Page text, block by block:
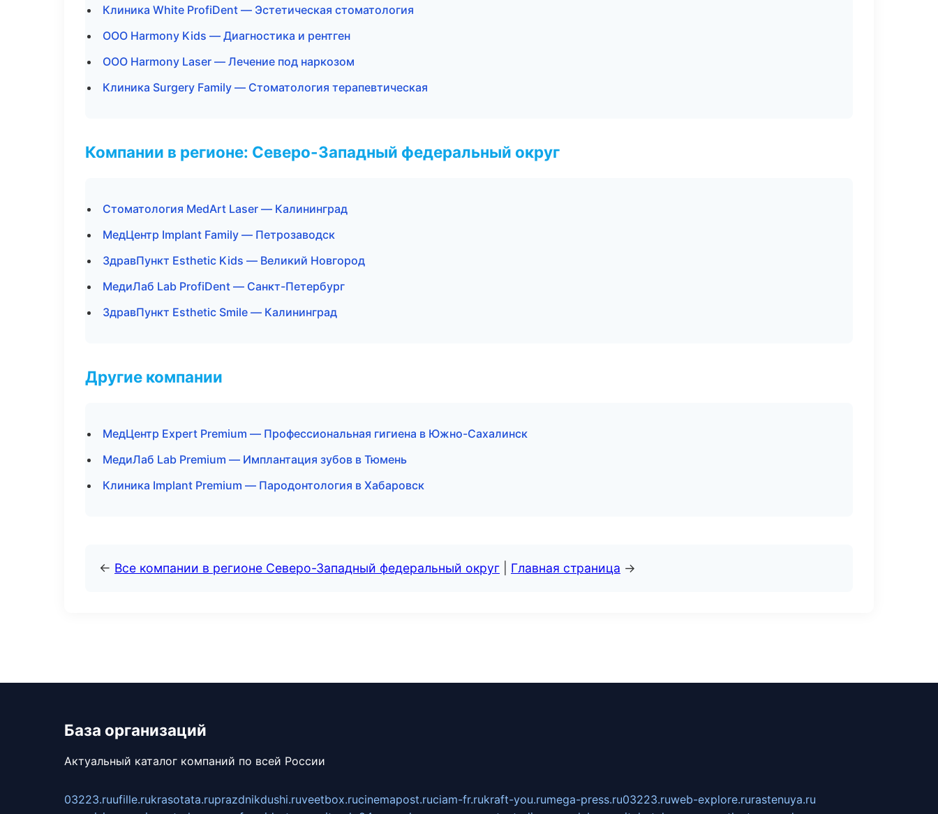
Клиника White ProfiDent — Эстетическая стоматология
ООО Harmony Kids — Диагностика и рентген
ООО Harmony Laser — Лечение под наркозом
Клиника Surgery Family — Стоматология терапевтическая
Компании в регионе: Северо-Западный федеральный округ
Стоматология MedArt Laser — Калининград
МедЦентр Implant Family — Петрозаводск
ЗдравПункт Esthetic Kids — Великий Новгород
МедиЛаб Lab ProfiDent — Санкт-Петербург
ЗдравПункт Esthetic Smile — Калининград
Другие компании
МедЦентр Expert Premium — Профессиональная гигиена в Южно-Сахалинск
МедиЛаб Lab Premium — Имплантация зубов в Тюмень
Клиника Implant Premium — Пародонтология в Хабаровск
← Все компании в регионе Северо-Западный федеральный округ Главная страница →
База организаций
Актуальный каталог компаний по всей России
03223.ruufille.rukrasotata.ruprazdnikdushi.ruveetbox.rucinemapost.ruciam-fr.rukraft-you.rumega-press.ru03223.ruweb-explore.rurastenuya.ru